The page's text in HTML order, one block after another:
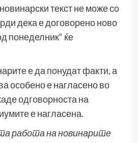
текст не може со
дека е договорено ново
понеделник“ ќе
е да понудат факти, а
особено е нагласено во
одговорноста на
е нагласена.
работа на новинарите